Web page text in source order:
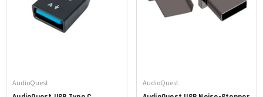
Leverancier:
AudioQuest Leverancier:
AudioQuest